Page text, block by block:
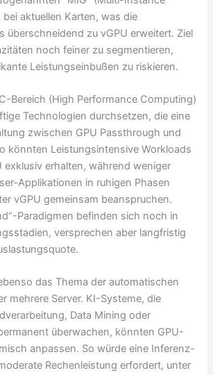
aktuellen Karten, was die
überschneidend zu vGPU erweitert. Ziel
noch feiner zu segmentieren,
Leistungseinbußen zu riskieren.
Bereich (High Performance Computing)
Technologien durchsetzen, die eine
zwischen GPU Passthrough und
könnten Leistungsintensive Workloads
exklusiv erhalten, während weniger
Applikationen in ruhigen Phasen
vGPU gemeinsam beanspruchen.
Paradigmen befinden sich noch in
versprechen aber langfristig
das Thema der automatischen
mehrere Server. KI-Systeme, die
Data Mining oder
überwachen, könnten GPU-
anpassen. So würde eine Inferenz-
Rechenleistung erfordert, unter